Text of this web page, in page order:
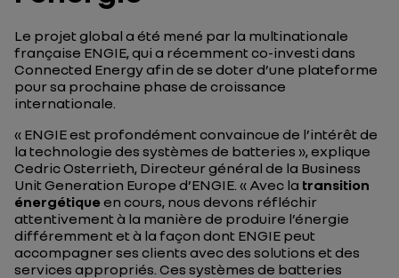
Le projet global a été mené par la multinationale
française ENGIE, qui a récemment co-investi dans
Connected Energy afin de se doter d’une plateforme
pour sa prochaine phase de croissance
internationale.
« ENGIE est profondément convaincue de l’intérêt de
la technologie des systèmes de batteries », explique
Cedric Osterrieth, Directeur général de la Business
Unit Generation Europe d’ENGIE. « Avec la transition
énergétique en cours, nous devons réfléchir
attentivement à la manière de produire l’énergie
différemment et à la façon dont ENGIE peut
accompagner ses clients avec des solutions et des
services appropriés. Ces systèmes de batteries